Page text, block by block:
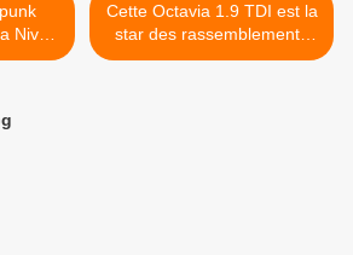
Niva
Cette Octavia 1.9 TDI est la
star des rassemblements
tuning… virtuels. >